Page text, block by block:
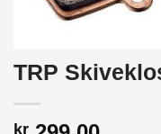
TRP
kr